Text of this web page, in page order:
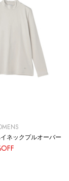
ネックプルオーバー